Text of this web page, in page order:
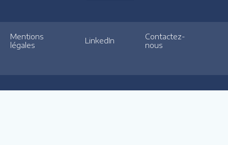
Mentions
légales
LinkedIn
Contactez-
nous